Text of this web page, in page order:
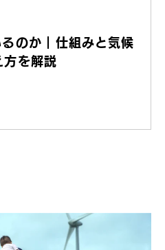
のか｜仕組みと気候
を解説